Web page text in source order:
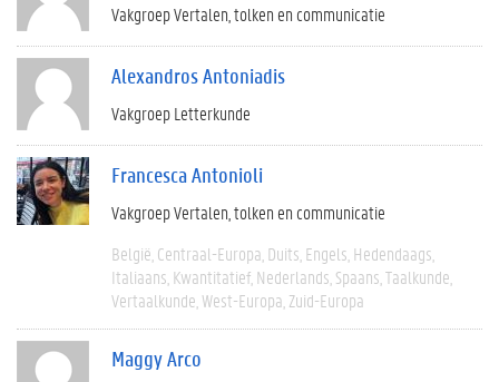
Vakgroep Vertalen, tolken en communicatie
Alexandros Antoniadis
Vakgroep Letterkunde
Francesca Antonioli
Vakgroep Vertalen, tolken en communicatie
België Centraal-Europa Duits Engels Hedendaags
Italiaans Kwantitatief Nederlands Spaans Taalkunde
Vertaalkunde West-Europa Zuid-Europa
Maggy Arco